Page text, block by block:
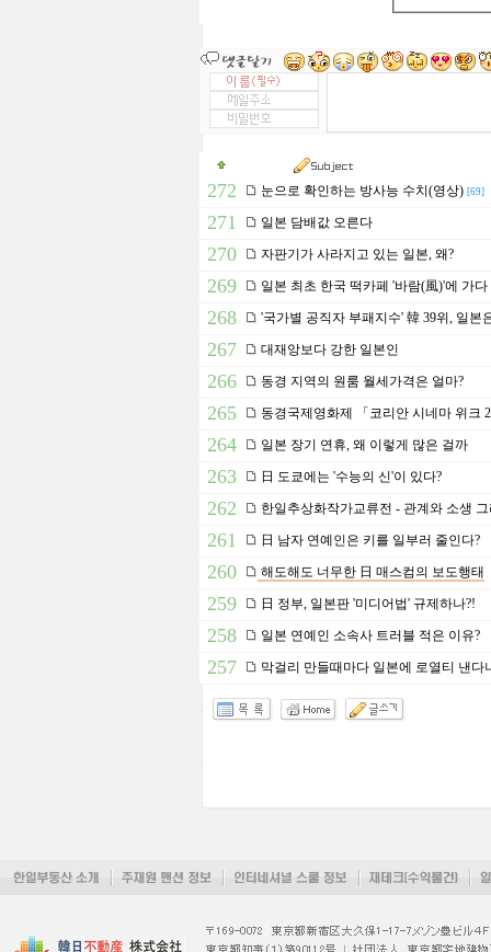
272 눈으로 확인하는 방사능 수치(영상) [69]
271 일본 담배값 오른다
270 자판기가 사라지고 있는 일본, 왜?
269 일본 최초 한국 떡카페 '바람(風)'에 가다
268 '국가별 공직자 부패지수' 韓 39위, 일본
267 대재앙보다 강한 일본인
266 동경 지역의 원룸 월세가격은 얼마?
265 동경국제영화제 「코리안 시네마 위크
264 일본 장기 연휴, 왜 이렇게 많은 걸까
263 日 도쿄에는 '수능의 신'이 있다?
262 한일추상화작가교류전 - 관계와 소생
261 日 남자 연예인은 키를 일부러 줄인다?
260 해도해도 너무한 日 매스컴의 보도행태
259 日 정부, 일본판 '미디어법' 규제하나?!
258 일본 연예인 소속사 트러블 적은 이유?
257 막걸리 만들때마다 일본에 로열티 낸다